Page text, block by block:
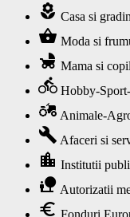
local_florist Casa si
shopping_basket Moda si
child_friendly Mama si
directions_bike Hobby-
agriculture Animale-
build Afaceri si
location_city Institutii
nature_people Autorizatii
euro Fonduri